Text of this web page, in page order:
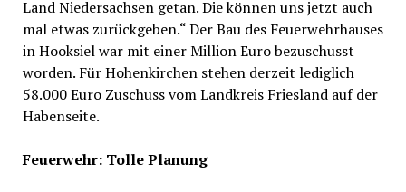
Land Niedersachsen getan. Die können uns jetzt auch
mal etwas zurückgeben.“ Der Bau des Feuerwehrhauses
in Hooksiel war mit einer Million Euro bezuschusst
worden. Für Hohenkirchen stehen derzeit lediglich
58.000 Euro Zuschuss vom Landkreis Friesland auf der
Habenseite.
Feuerwehr: Tolle Planung